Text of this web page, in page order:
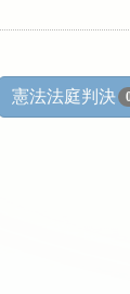
憲法法庭判決